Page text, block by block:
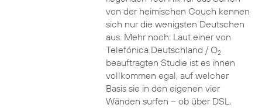
von der heimischen Couch kennen
sich nur die wenigsten Deutschen
aus. Mehr noch: Laut einer von
Telefónica Deutschland / O2
beauftragten Studie ist es ihnen
vollkommen egal, auf welcher
Basis sie in den eigenen vier
Wänden surfen – ob über DSL,